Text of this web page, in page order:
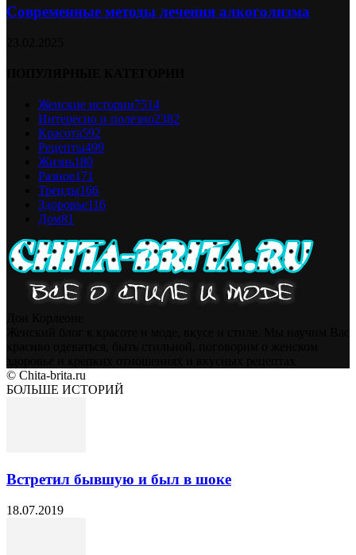
Современные методы лечения алкоголизма
Женские истории7514
Интересно и полезно2382
Красота592
Рецепты499
Жизнь180
Разное171
Тренды166
Здоровье116
Дом81
© Chita-brita.ru
БОЛЬШЕ ИСТОРИЙ
Встретил бывшую и был в шоке
18.07.2019